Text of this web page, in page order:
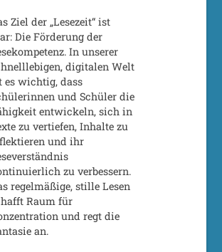
Ziel der „Lesezeit“ ist
Die Förderung der
In unserer
digitalen Welt
es wichtig, dass
und Schüler die
entwickeln, sich in
zu vertiefen, Inhalte zu
und ihr
zu verbessern.
regelmäßige, stille Lesen
Raum für
und regt die
an.